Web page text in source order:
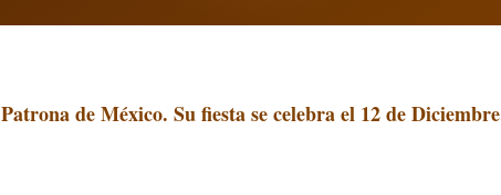
Patrona de México. Su fiesta se celebra el 12 de